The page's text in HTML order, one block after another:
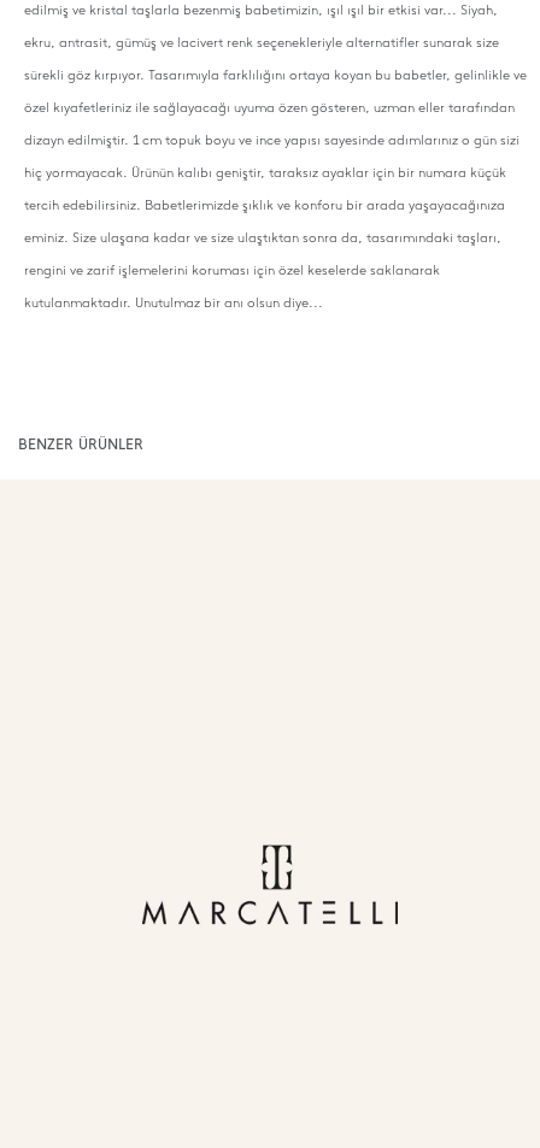
edilmiş ve kristal taşlarla bezenmiş babetimizin, ışıl ışıl bir etkisi var... Siyah,
ekru, antrasit, gümüş ve lacivert renk seçenekleriyle alternatifler sunarak size
sürekli göz kırpıyor. Tasarımıyla farklılığını ortaya koyan bu babetler, gelinlikle ve
özel kıyafetleriniz ile sağlayacağı uyuma özen gösteren, uzman eller tarafından
dizayn edilmiştir. 1 cm topuk boyu ve ince yapısı sayesinde adımlarınız o gün sizi
hiç yormayacak. Ürünün kalıbı geniştir, taraksız ayaklar için bir numara küçük
tercih edebilirsiniz. Babetlerimizde şıklık ve konforu bir arada yaşayacağınıza
eminiz. Size ulaşana kadar ve size ulaştıktan sonra da, tasarımındaki taşları,
rengini ve zarif işlemelerini koruması için özel keselerde saklanarak
kutulanmaktadır. Unutulmaz bir anı olsun diye...
BENZER ÜRÜNLER